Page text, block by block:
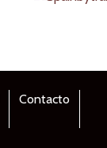
Contacto